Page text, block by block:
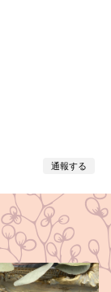
通報する